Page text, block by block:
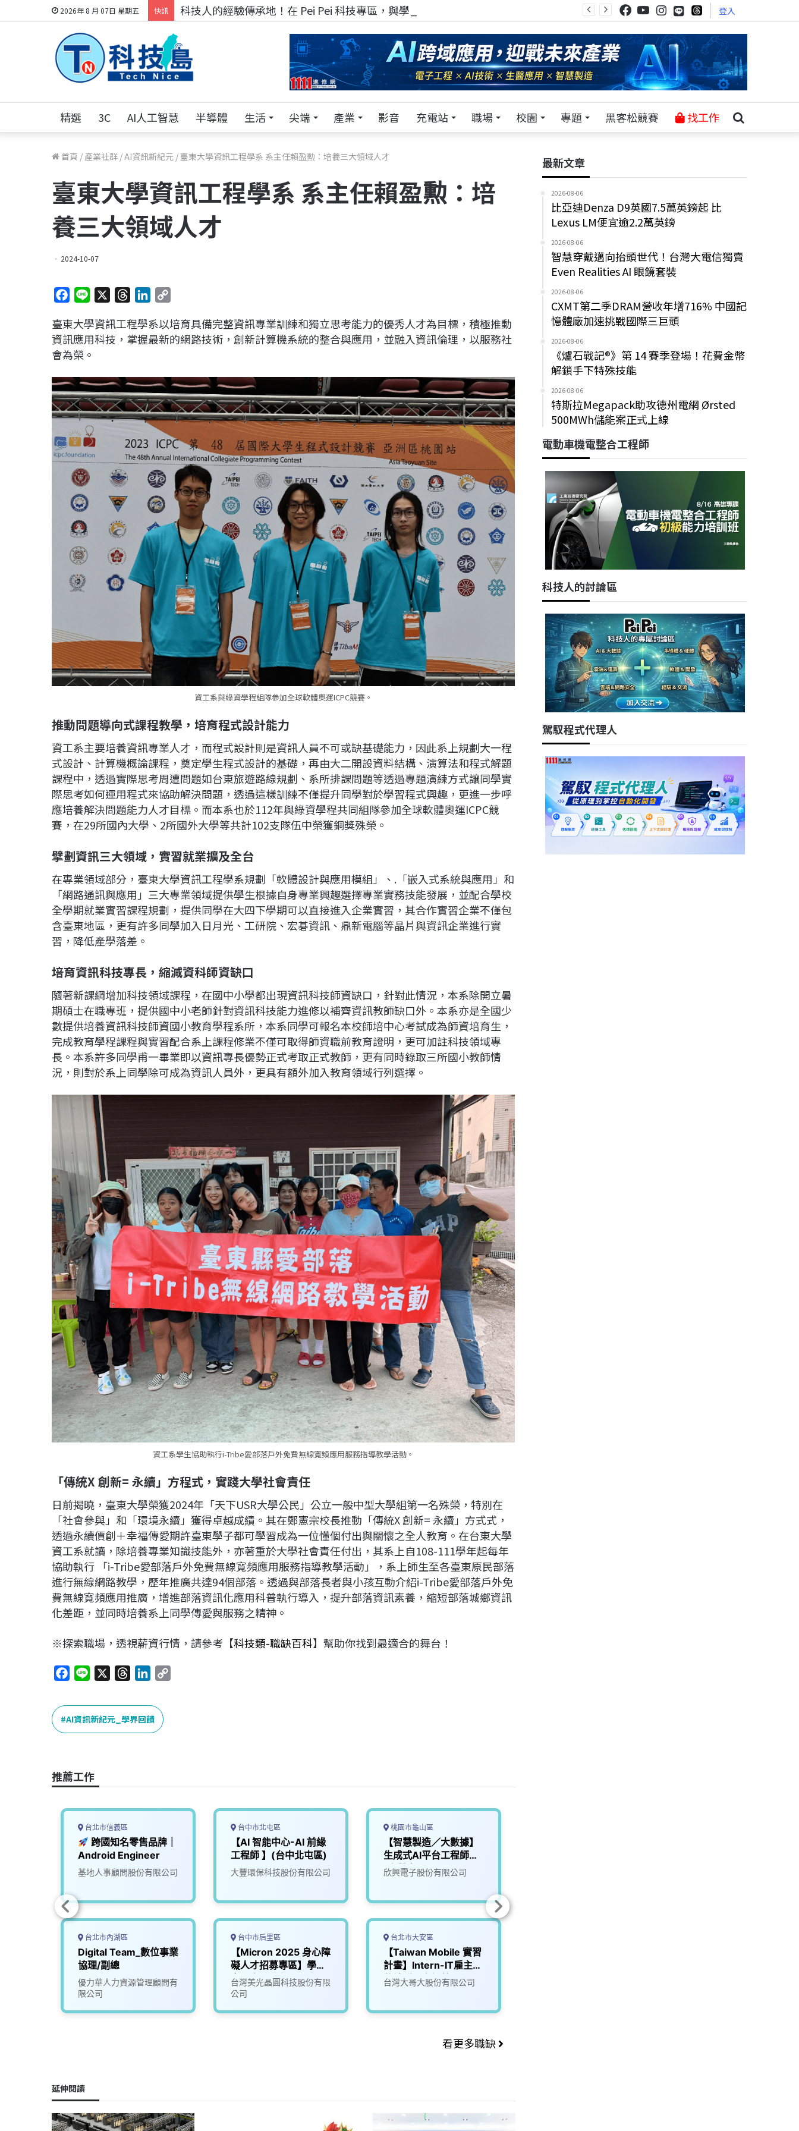
2026年 8 月 07日 星期五 快訊 科技人的經驗傳承地！在 Pei Pei 科技專區，與學弟妹交流最硬核的技術 登入
精選 3C AI人工智慧 半導體 生活 尖端 產業 影音 充電站 職場 校園 專題 黑客松競賽 找工作
首頁 / 產業社群 /AI資訊新紀元 /臺東大學資訊工程學系 系主任賴盈勲：培養三大領域人才
臺東大學資訊工程學系 系主任賴盈勲：培
養三大領域人才
2024-10-07
c
e
b
o
k
n
e
r
e
s
n
k
I
n
p
y
n
k
臺東大學資訊工程學系以培育具備完整資訊專業訓練和獨立思考能力的優秀人才為目標，積極推動
資訊應用科技，掌握最新的網路技術，創新計算機系統的整合與應用，並融入資訊倫理，以服務社
會為榮。
資工系與綠資學程組隊參加全球軟體奧運ICPC競賽。
推動問題導向式課程教學，培育程式設計能力
資工系主要培養資訊專業人才，而程式設計則是資訊人員不可或缺基礎能力，因此系上規劃大一程
式設計、計算機概論課程，奠定學生程式設計的基礎，再由大二開設資料結構、演算法和程式解題
課程中，透過實際思考周遭問題如台東旅遊路線規劃、系所排課問題等透過專題演練方式讓同學實
際思考如何運用程式來協助解決問題，透過這樣訓練不僅提升同學對於學習程式興趣，更進一步呼
應培養解決問題能力人才目標。而本系也於112年與綠資學程共同組隊參加全球軟體奧運ICPC競
賽，在29所國內大學、2所國外大學等共計102支隊伍中榮獲銅獎殊榮。
擘劃資訊三大領域，實習就業擴及全台
在專業領域部分，臺東大學資訊工程學系規劃「軟體設計與應用模組」、.「嵌入式系統與應用」和
「網路通訊與應用」三大專業領域提供學生根據自身專業興趣選擇專業實務技能發展，並配合學校
全學期就業實習課程規劃，提供同學在大四下學期可以直接進入企業實習，其合作實習企業不僅包
含臺東地區，更有許多同學加入日月光、工研院、宏碁資訊、鼎新電腦等晶片與資訊企業進行實
習，降低產學落差。
培育資訊科技專長，縮減資科師資缺口
隨著新課綱增加科技領域課程，在國中小學都出現資訊科技師資缺口，針對此情況，本系除開立暑
期碩士在職專班，提供國中小老師針對資訊科技能力進修以補齊資訊教師缺口外。本系亦是全國少
數提供培養資訊科技師資國小教育學程系所，本系同學可報名本校師培中心考試成為師資培育生，
完成教育學程課程與實習配合系上課程修業不僅可取得師資職前教育證明，更可加註科技領域專
長。本系許多同學甫一畢業即以資訊專長優勢正式考取正式教師，更有同時錄取三所國小教師情
況，則對於系上同學除可成為資訊人員外，更具有額外加入教育領域行列選擇。
資工系學生協助執行i-Tribe愛部落戶外免費無線寬頻應用服務指導教學活動。
「傳統X 創新= 永續」方程式，實踐大學社會責任
日前揭曉，臺東大學榮獲2024年「天下USR大學公民」公立一般中型大學組第一名殊榮，特別在
「社會參與」和「環境永續」獲得卓越成績。其在鄭憲宗校長推動「傳統X 創新= 永續」方式式，
透過永續價創＋幸福傳愛期許臺東學子都可學習成為一位懂個付出與關懷之全人教育。在台東大學
資工系就讀，除培養專業知識技能外，亦著重於大學社會責任付出，其系上自108-111學年起每年
協助執行 「i-Tribe愛部落戶外免費無線寬頻應用服務指導教學活動」，系上師生至各臺東原民部落
進行無線網路教學，歷年推廣共達94個部落。透過與部落長者與小孩互動介紹i-Tribe愛部落戶外免
費無線寬頻應用推廣，增進部落資訊化應用科普執行導入，提升部落資訊素養，縮短部落城鄉資訊
化差距，並同時培養系上同學傳愛與服務之精神。
※探索職場，透視薪資行情，請參考【科技類-職缺百科】幫助你找到最適合的舞台！
c
e
b
k
n
e
r
e
a
n
k
e
AI資訊新紀元_學界回饋
推薦工作
台北市信義區
跨國知名零售品牌｜
Android Engineer
基地人事顧問股份有限公司
台北市內湖區
Digital Team_數位事業
協理/副總
優力華人力資源管理顧問有
限公司
台中市北屯區
【AI 智能中心-AI 前緣
工程師 】(台中北屯區)
大豐環保科技股份有限公司
台中市后里區
【Micron 2025 身心障
礙人才招募專區】學期
實習生
台灣美光晶圓科技股份有限
公司
桃園市龜山區
【智慧製造／大數據】
生成式AI平台工程師
(山鶯廠區)
欣興電子股份有限公司
台北市大安區
【Taiwan Mobile 實習
計畫】Intern-IT雇主品
牌社群內容經營
台灣大哥大股份有限公司
看更多職缺
延伸閱讀
最新文章
2026-08-06
比亞迪Denza D9英國7.5萬英鎊起 比
Lexus LM便宜逾2.2萬英鎊
2026-08-06
智慧穿戴邁向抬頭世代！台灣大電信獨賣
Even Realities AI 眼鏡套裝
2026-08-06
CXMT第二季DRAM營收年增716% 中國記
憶體廠加速挑戰國際三巨頭
2026-08-06
《爐石戰記®》第 14 賽季登場！花費金幣
解鎖手下特殊技能
2026-08-06
特斯拉Megapack助攻德州電網 Ørsted
500MWh儲能案正式上線
電動車機電整合工程師
科技人的討論區
駕馭程式代理人